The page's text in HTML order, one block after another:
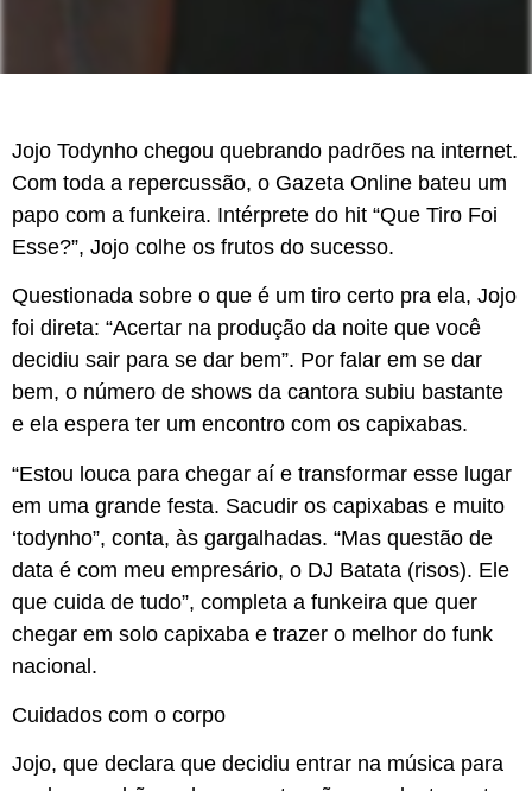
Jojo Todynho chegou quebrando padrões na internet.
Com toda a repercussão, o Gazeta Online bateu um
papo com a funkeira. Intérprete do hit “Que Tiro Foi
Esse?”, Jojo colhe os frutos do sucesso.
Questionada sobre o que é um tiro certo pra ela, Jojo
foi direta: “Acertar na produção da noite que você
decidiu sair para se dar bem”. Por falar em se dar
bem, o número de shows da cantora subiu bastante
e ela espera ter um encontro com os capixabas.
“Estou louca para chegar aí e transformar esse lugar
em uma grande festa. Sacudir os capixabas e muito
‘todynho”, conta, às gargalhadas. “Mas questão de
data é com meu empresário, o DJ Batata (risos). Ele
que cuida de tudo”, completa a funkeira que quer
chegar em solo capixaba e trazer o melhor do funk
nacional.
Cuidados com o corpo
Jojo, que declara que decidiu entrar na música para